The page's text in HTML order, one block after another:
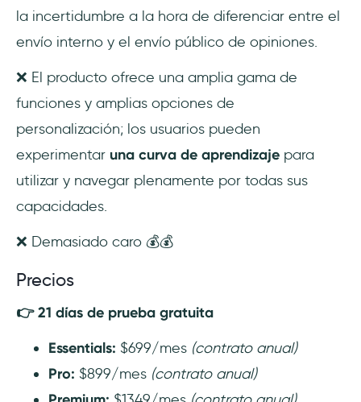
la incertidumbre a la hora de diferenciar entre el
envío interno y el envío público de opiniones.
❌ El producto ofrece una amplia gama de
funciones y amplias opciones de
personalización; los usuarios pueden
experimentar una curva de aprendizaje para
utilizar y navegar plenamente por todas sus
capacidades.
❌ Demasiado caro 💰💰
Precios
👉 21 días de prueba gratuita
Essentials: $699/mes (contrato anual)
Pro: $899/mes (contrato anual)